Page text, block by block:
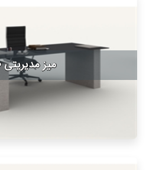
میز مدیریتی DM110